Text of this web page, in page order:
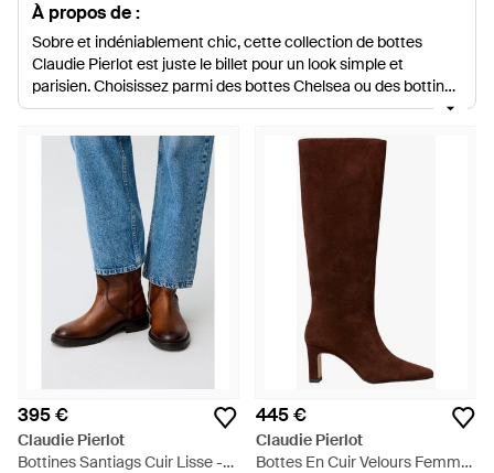
À propos de :
Sobre et indéniablement chic, cette collection de bottes
Claudie Pierlot est juste le billet pour un look simple et
parisien. Choisissez parmi des bottes Chelsea ou des bottines
à talons en cuir de première qualité et présentant des détails
bordures festonnées. Cherchez Claudie Pierlot pour des
bottes simples avec plus de distinction.
395 €
Claudie Pierlot
Bottines Santiags Cuir Lisse -
445 €
Claudie Pierlot
Bottes En Cuir Velours Femme